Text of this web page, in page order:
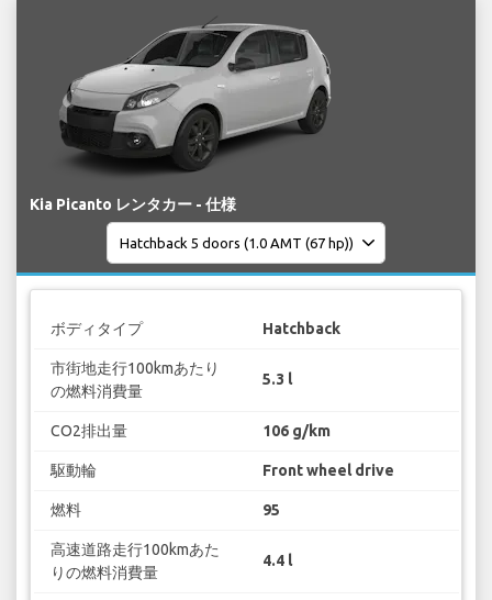
Kia Picanto レンタカー - 仕様
ボディタイプ Hatchback
市街地走行100kmあたり
の燃料消費量
5.3 l
CO2排出量 106 g/km
駆動輪 Front wheel drive
燃料 95
高速道路走行100kmあた
りの燃料消費量
4.4 l